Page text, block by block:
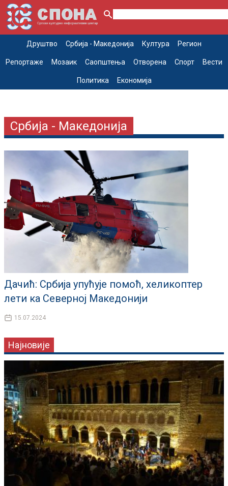
Друштво Србија - Македонија Култура Регион
Репортаже Мозаик Саопштења Отворена Спорт Вести
Политика Економија
Србија - Македонија
Дачић: Србија упућује помоћ, хеликоптер
лети ка Северној Македонији
15.07.2024
Најновије